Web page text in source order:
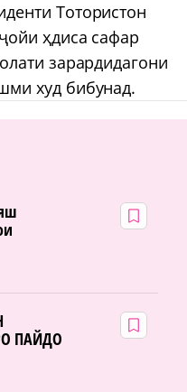
Тотористон
ҳдиса сафар
зарардидагони
худ бибунад.
ПАЙДО